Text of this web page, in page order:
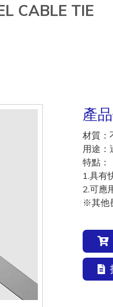
CABLE TIE
產
材質：
用途：
特點：
1.具有
2.可應
※其他